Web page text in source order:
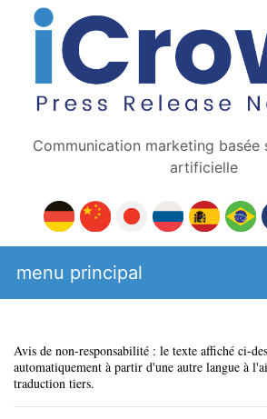
Communication marketing basée
artificielle
menu principal
Avis de non-responsabilité : le texte affiché ci-
automatiquement à partir d'une autre langue à
traduction tiers.